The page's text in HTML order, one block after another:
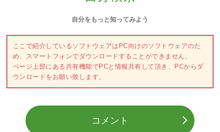
自分をもっと知ってみよう
ここで紹介しているソフトウェアはPC向けのソフトウェアのた
め、スマートフォンでダウンロードすることができません。
ページ上部にある共有機能でPCと情報共有して頂き、PCからダ
ウンロードをお願い致します。
コメント